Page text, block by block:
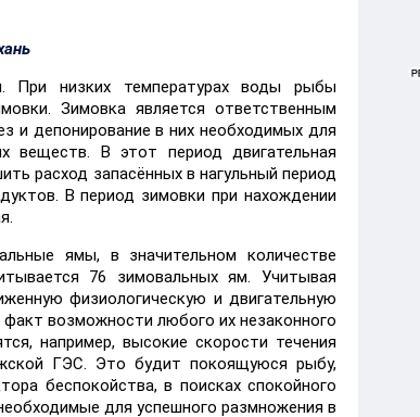
При низких температурах воды рыбы
Зимовка является ответственным
и депонирование в них необходимых для
веществ. В этот период двигательная
расход запасённых в нагульный период
В период зимовки при нахождении
ямы, в значительном количестве
76 зимовальных ям. Учитывая
физиологическую и двигательную
возможности любого их незаконного
например, высокие скорости течения
ГЭС. Это будит покоящуюся рыбу,
беспокойства, в поисках спокойного
для успешного размножения в